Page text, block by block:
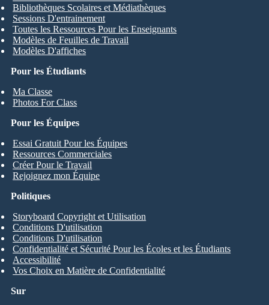
Pour les Étudiants
Ma Classe
Photos For Class
Bibliothèques Scolaires et Médiathèques
Sessions D'entrainement
Toutes les Ressources Pour les Enseignants
Modèles de Feuilles de Travail
Modèles D'affiches
Pour les Équipes
Essai Gratuit Pour les Équipes
Ressources Commerciales
Créer Pour le Travail
Rejoignez mon Équipe
Sur
Politiques
Storyboard Copyright et Utilisation
Conditions D'utilisation
Conditions D'utilisation
Confidentialité et Sécurité Pour les Écoles et les Étudiants
Accessibilité
Vos Choix en Matière de Confidentialité